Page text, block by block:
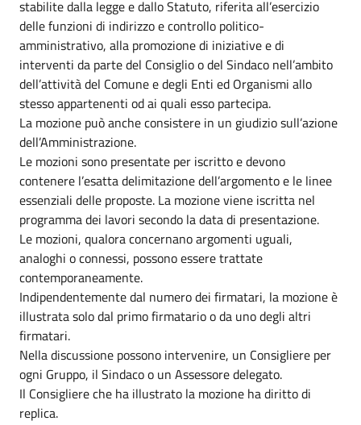
stabilite dalla legge e dallo Statuto, riferita all’esercizio
delle funzioni di indirizzo e controllo politico-
amministrativo, alla promozione di iniziative e di
interventi da parte del Consiglio o del Sindaco nell’ambito
dell’attività del Comune e degli Enti ed Organismi allo
stesso appartenenti od ai quali esso partecipa.
La mozione può anche consistere in un giudizio sull’azione
dell’Amministrazione.
Le mozioni sono presentate per iscritto e devono
contenere l’esatta delimitazione dell’argomento e le linee
essenziali delle proposte. La mozione viene iscritta nel
programma dei lavori secondo la data di presentazione.
Le mozioni, qualora concernano argomenti uguali,
analoghi o connessi, possono essere trattate
contemporaneamente.
Indipendentemente dal numero dei firmatari, la mozione è
illustrata solo dal primo firmatario o da uno degli altri
firmatari.
Nella discussione possono intervenire, un Consigliere per
ogni Gruppo, il Sindaco o un Assessore delegato.
Il Consigliere che ha illustrato la mozione ha diritto di
replica.